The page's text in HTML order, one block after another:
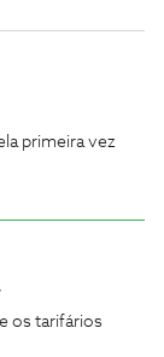
primeira vez
os tarifários